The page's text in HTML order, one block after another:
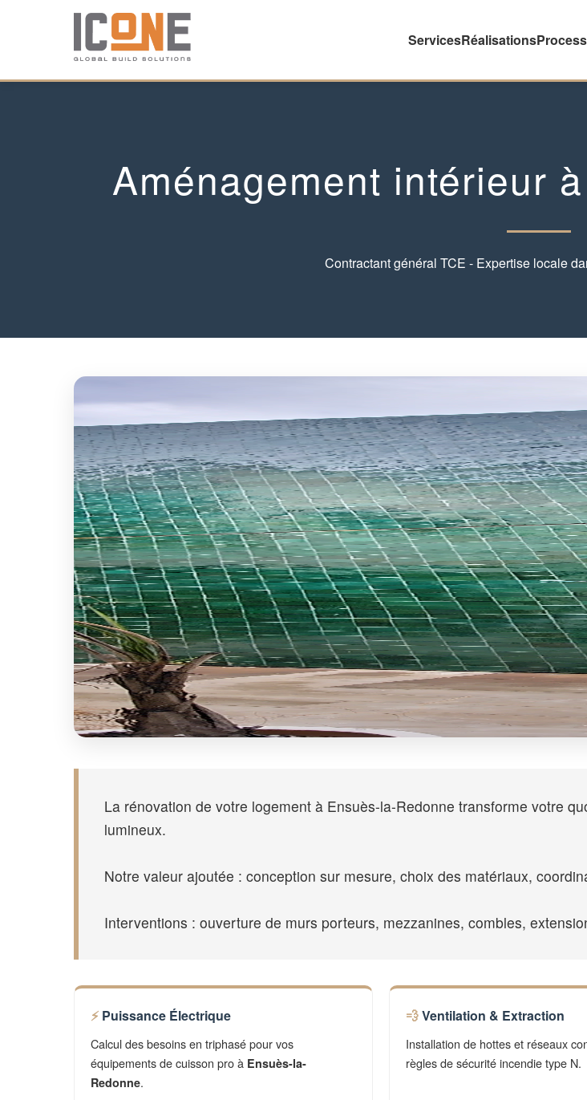
ServicesRéalisationsProcess
Aménagement intérieur
Contractant général TCE - Expertise locale
La rénovation de votre logement à Ensuès-la-Redonne transforme votre
lumineux.
Notre valeur ajoutée : conception sur mesure, choix des matériaux,
Interventions : ouverture de murs porteurs, mezzanines, combles,
Puissance Électrique
Calcul des besoins en triphasé pour vos
équipements de cuisson pro à Ensuès-la-
Redonne.
Ventilation & Extraction
Installation de hottes et réseaux
règles de sécurité incendie type N.